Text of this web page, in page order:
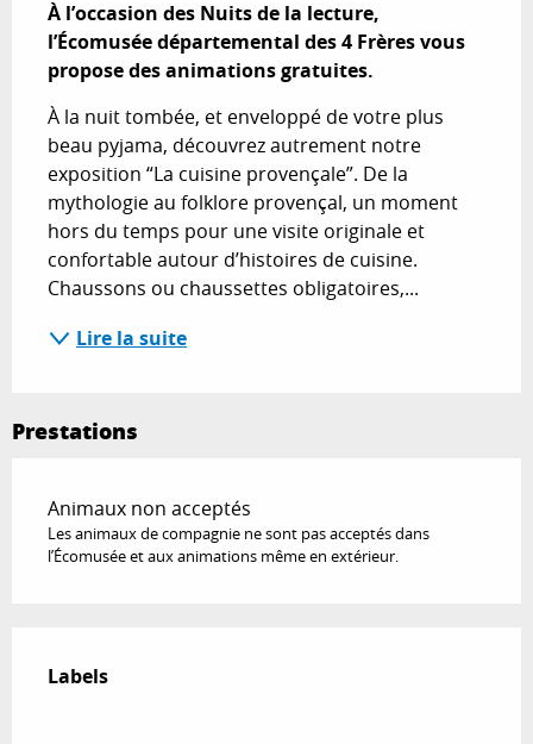
À l’occasion des Nuits de la lecture,
l’Écomusée départemental des 4 Frères vous
propose des animations gratuites.
À la nuit tombée, et enveloppé de votre plus
beau pyjama, découvrez autrement notre
exposition “La cuisine provençale”. De la
mythologie au folklore provençal, un moment
hors du temps pour une visite originale et
confortable autour d’histoires de cuisine.
Chaussons ou chaussettes obligatoires,...
Lire la suite
Prestations
Animaux non acceptés
Les animaux de compagnie ne sont pas acceptés dans
l’Écomusée et aux animations même en extérieur.
Labels
Labels